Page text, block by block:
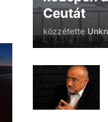
Ceutát
közzétette